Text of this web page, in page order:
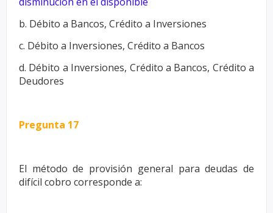
b. Débito a Bancos, Crédito a Inversiones
c. Débito a Inversiones, Crédito a Bancos
d. Débito a Inversiones, Crédito a Bancos, Crédito a
Deudores
Pregunta 17
El método de provisión general para deudas de
difícil cobro corresponde a: